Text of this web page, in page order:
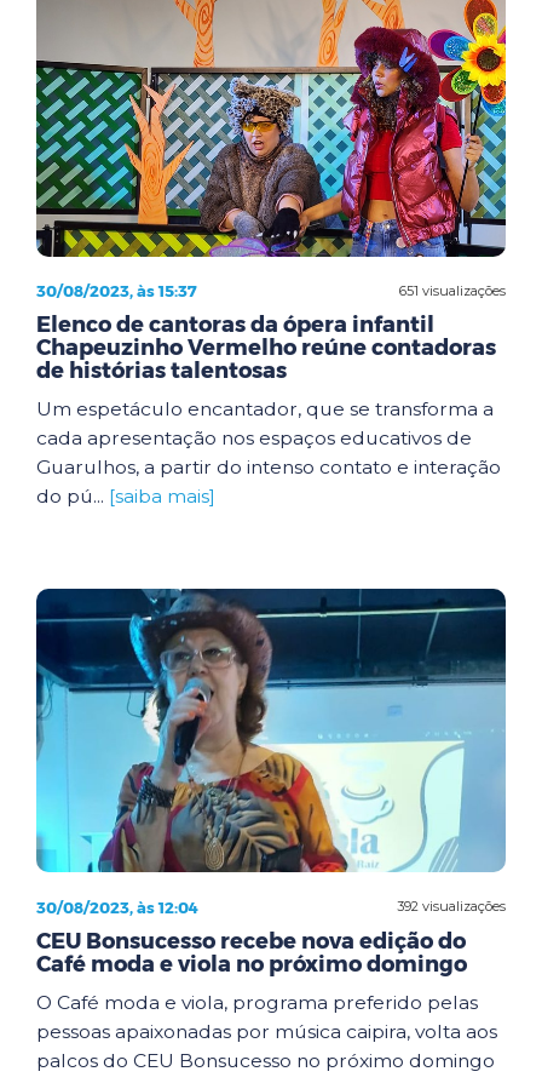
651 visualizações
30/08/2023, às 15:37
Elenco de cantoras da ópera infantil
Chapeuzinho Vermelho reúne contadoras
de histórias talentosas
Um espetáculo encantador, que se transforma a
cada apresentação nos espaços educativos de
Guarulhos, a partir do intenso contato e interação
do pú... [saiba mais]
392 visualizações
30/08/2023, às 12:04
CEU Bonsucesso recebe nova edição do
Café moda e viola no próximo domingo
O Café moda e viola, programa preferido pelas
pessoas apaixonadas por música caipira, volta aos
palcos do CEU Bonsucesso no próximo domingo